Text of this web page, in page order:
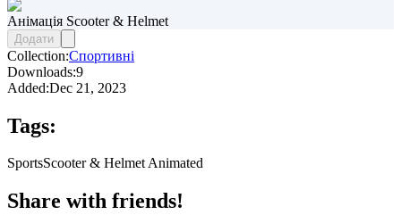
Анімація Scooter & Helmet
Додати
Collection:Спортивні
Downloads:9
Added:Dec 21, 2023
Tags:
SportsScooter & Helmet Animated
Share with friends!